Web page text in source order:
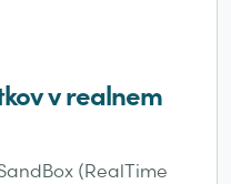
v realnem
(RealTime